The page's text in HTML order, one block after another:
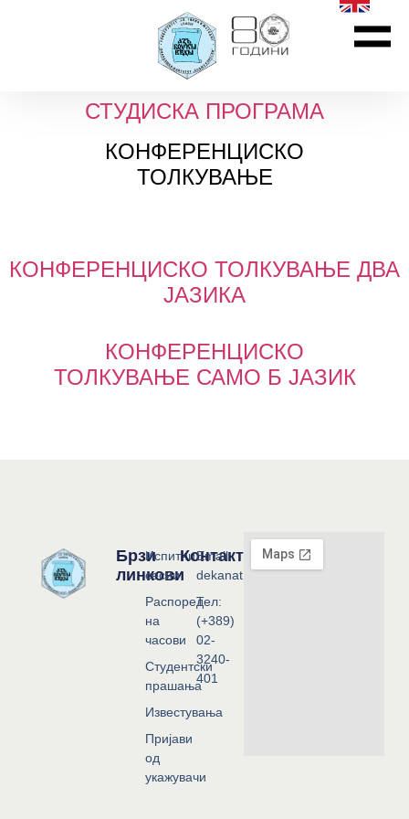
СТУДИСКА ПРОГРАМА
КОНФЕРЕНЦИСКО
ТОЛКУВАЊЕ
КОНФЕРЕНЦИСКО ТОЛКУВАЊЕ ДВА
ЈАЗИКА
КОНФЕРЕНЦИСКО
ТОЛКУВАЊЕ САМО Б ЈАЗИК
Брзи
линкови
Испитни
сесии
Распоред
на
часови
Студентски
прашања
Известувања
Пријави
од
укажувачи
Контакт
Email:
dekanat@flf.ukim.edu.mk
Тел:
(+389)
02-
3240-
401